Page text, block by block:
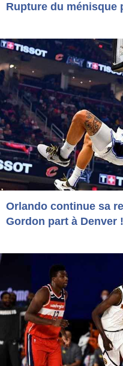
Rupture du ménisque
Orlando continue sa
Gordon part à Denver